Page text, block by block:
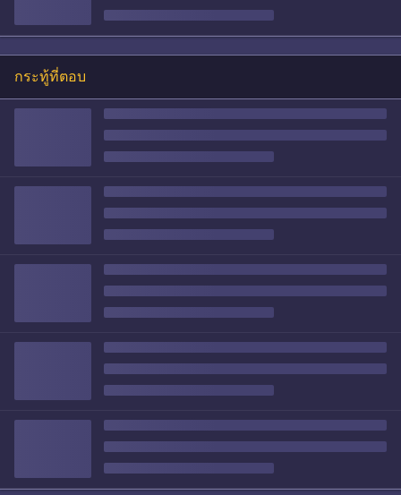
กระทู้ที่ตอบ